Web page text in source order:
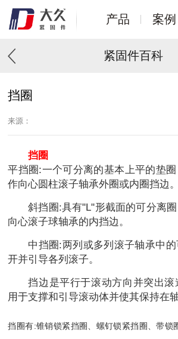
产品 案例
紧固件百科
挡圈
来源：
挡圈
平挡圈:一个可分离的基本上平的垫
作向心圆柱滚子轴承外圈或内圈挡边。
斜挡圈:具有"L"形截面的可分离
向心滚子球轴承的内挡边。
中挡圈:两列或多列滚子轴承中
开并引导各列滚子。
挡边是平行于滚动方向并突出滚
用于支撑和引导滚动体并使其保持在轴
挡圈有:锥销锁紧挡圈、螺钉锁紧挡圈、带锁